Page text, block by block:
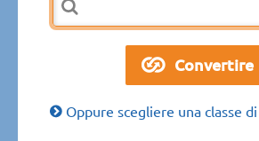
Oppure scegliere una classe